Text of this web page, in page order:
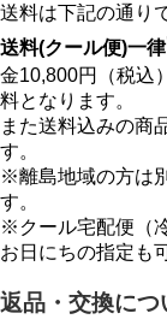
送料は下記の通り
送料(クール便)一律
金10,800円（税込
料となります。
また送料込みの商
す。
※離島地域の方は
す。
※クール宅配便（
お日にちの指定も
返品・交換につ